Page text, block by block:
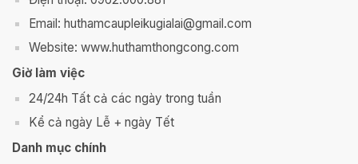
Email: huthamcaupleikugialai@gmail.com
Website: www.huthamthongcong.com
Giờ làm việc
24/24h Tất cả các ngày trong tuần
Kể cả ngày Lễ + ngày Tết
Danh mục chính